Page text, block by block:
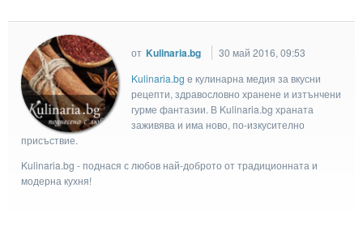
от Kulinaria.bg
30 май 2016, 09:53
Kulinaria.bg e кулинарна медия за вкусни
рецепти, здравословно хранене и изтънчени
гурме фантазии. В Kulinaria.bg храната
заживява и има ново, по-изкусително
присъствие.
Kulinaria.bg - поднася с любов най-доброто от традиционната и
модерна кухня!